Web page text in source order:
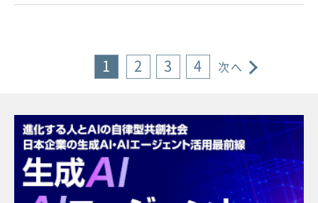
1 2 3 4 次へ